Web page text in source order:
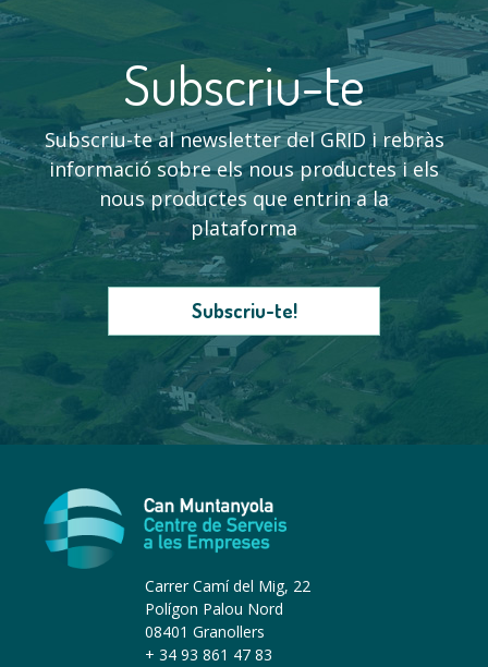
Subscriu-te
Subscriu-te al newsletter del GRID i rebràs
informació sobre els nous productes i els
nous productes que entrin a la
plataforma
Subscriu-te!
Carrer Camí del Mig, 22
Polígon Palou Nord
08401 Granollers
+ 34 93 861 47 83